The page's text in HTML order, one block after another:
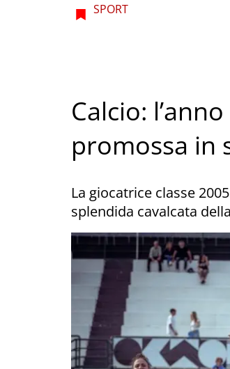
SPORT
Calcio:
promossa in
La giocatrice classe
splendida cavalcata